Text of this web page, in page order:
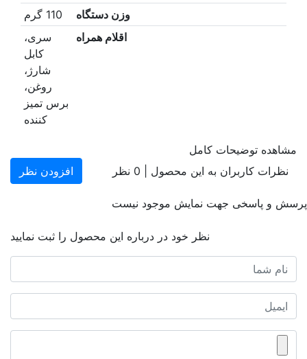
وزن دستگاه
110 گرم
اقلام همراه
سری،
کابل
شارژ،
روغن،
برس تمیز
کننده
مشاهده توضیحات کامل
نظرات کاربران به این محصول | 0 نظر افزودن نظر
پرسش و پاسخی جهت نمایش موجود نیست
نظر خود در درباره این محصول را ثبت نمایید